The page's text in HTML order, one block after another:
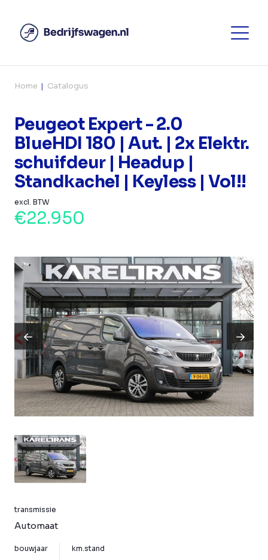
Home Catalogus
Peugeot Expert - 2.0
BlueHDI 180 | Aut. | 2x Elektr.
schuifdeur | Headup |
Standkachel | Keyless | Vol!!
excl. BTW
€22.950
transmissie
Automaat
bouwjaar km.stand